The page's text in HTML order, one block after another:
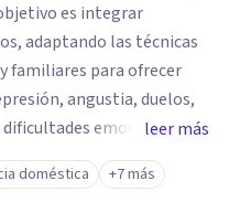
es integrar
adaptando las técnicas
familiares para ofrecer
angustia, duelos,
emocionales,
Cuento con
en consulta
leer más
doméstica +7 más